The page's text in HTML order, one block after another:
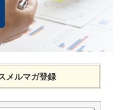
メルマガ登録